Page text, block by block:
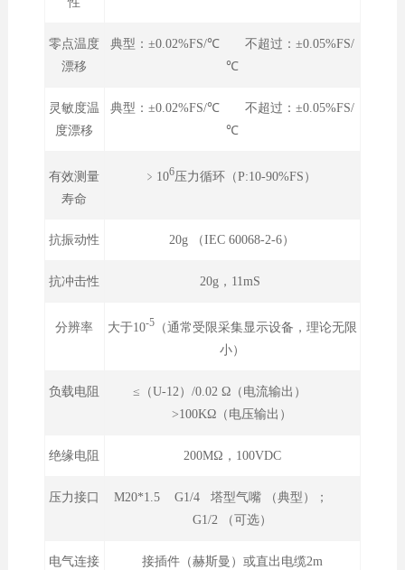
零点温度
漂移
典型：±0.02%FS/℃ 不超过：±0.05%FS/
℃
灵敏度温
度漂移
典型：±0.02%FS/℃ 不超过：±0.05%FS/
℃
有效测量
寿命
﹥106压力循环（P:10-90%FS）
抗振动性 20g （IEC 60068-2-6）
抗冲击性 20g，11mS
分辨率 大于10-5（通常受限采集显示设备，理论无限
小）
负载电阻
≤（U-12）/0.02 Ω（电流输出）
>100KΩ（电压输出）
绝缘电阻 200MΩ，100VDC
压力接口
M20*1.5 G1/4 塔型气嘴 （典型）；
G1/2 （可选）
电气连接 接插件（赫斯曼）或直出电缆2m